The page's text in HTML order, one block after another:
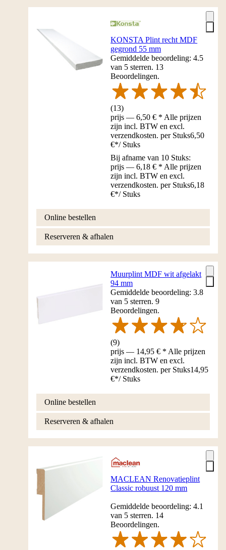
KONSTA Plint recht MDF
gegrond 55 mm
Gemiddelde beoordeling: 4.5
van 5 sterren. 13
Beoordelingen.
(13)
prijs — 6,50 € * Alle prijzen
zijn incl. BTW en excl.
verzendkosten. per Stuks6,50
€*/ Stuks
Bij afname van 10 Stuks:
prijs — 6,18 € * Alle prijzen
zijn incl. BTW en excl.
verzendkosten. per Stuks6,18
€*/ Stuks
Online bestellen
Reserveren & afhalen
Muurplint MDF wit afgelakt
94 mm
Gemiddelde beoordeling: 3.8
van 5 sterren. 9
Beoordelingen.
(9)
prijs — 14,95 € * Alle prijzen
zijn incl. BTW en excl.
verzendkosten. per Stuks14,95
€*/ Stuks
Online bestellen
Reserveren & afhalen
MACLEAN Renovatieplint
Classic robuust 120 mm
Gemiddelde beoordeling: 4.1
van 5 sterren. 14
Beoordelingen.